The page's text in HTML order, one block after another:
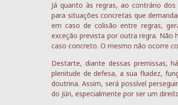
Já quanto às regras, ao contrário
para situações concretas que
em caso de colisão entre regras,
exceção prevista por outra regra. Não
caso concreto. O mesmo não ocorre
Destarte, diante dessas premissas,
plenitude de defesa, a sua fluidez,
doutrina. Assim, será possível
do Júri, especialmente por ser um